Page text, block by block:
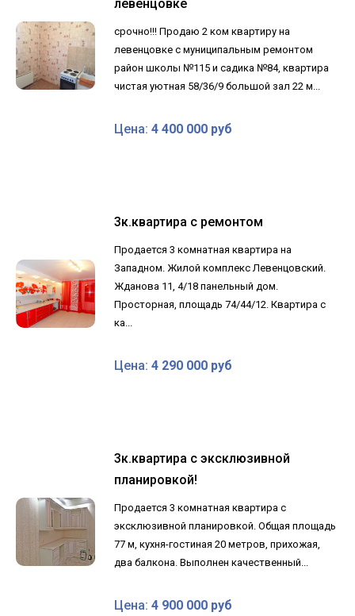
левенцовке
срочно!!! Продаю 2 ком квартиру на
левенцовке с муниципальным ремонтом
район школы №115 и садика №84, квартира
чистая уютная 58/36/9 большой зал 22 м...
Цена: 4 400 000 руб
3к.квартира с ремонтом
Продается 3 комнатная квартира на
Западном. Жилой комплекс Левенцовский.
Жданова 11, 4/18 панельный дом.
Просторная, площадь 74/44/12. Квартира с
ка...
Цена: 4 290 000 руб
3к.квартира с эксклюзивной
планировкой!
Продается 3 комнатная квартира с
эксклюзивной планировкой. Общая площадь
77 м, кухня-гостиная 20 метров, прихожая,
два балкона. Выполнен качественный...
Цена: 4 900 000 руб